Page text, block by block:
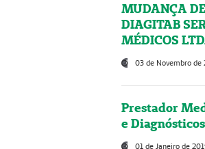
MUDANÇA
DIAGITAB
MÉDICOS
03 de Novembro de
Prestador
e
01 de Janeiro de